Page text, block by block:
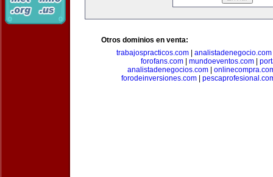
Otros dominios en venta:
trabajospracticos.com| analistadenegocio.com
forofans.com
mundoeventos.com
analistadenegocios.com
forodeinversiones.com